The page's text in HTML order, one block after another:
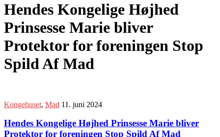
Hendes Kongelige Højhed
Prinsesse Marie bliver
Protektor for foreningen Stop
Spild Af Mad
Kongehuset, Mad 11. juni 2024
Hendes Kongelige Højhed Prinsesse Marie bliver
Protektor for foreningen Stop Spild Af Mad